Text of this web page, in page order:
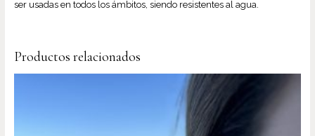
ser usadas en todos los ámbitos, siendo resistentes al agua.
Productos relacionados